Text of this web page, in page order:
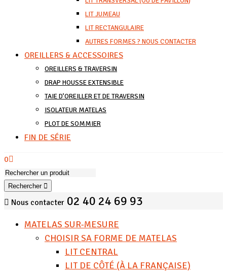
LIT JUMEAU
LIT RECTANGULAIRE
AUTRES FORMES ? NOUS CONTACTER
OREILLERS & ACCESSOIRES
OREILLERS & TRAVERSIN
DRAP HOUSSE EXTENSIBLE
TAIE D’OREILLER ET DE TRAVERSIN
ISOLATEUR MATELAS
PLOT DE SOMMIER
FIN DE SÉRIE
0
Rechercher
Nous contacter 02 40 24 69 93
MATELAS SUR-MESURE
CHOISIR SA FORME DE MATELAS
LIT CENTRAL
LIT DE CÔTÉ (À LA FRANÇAISE)